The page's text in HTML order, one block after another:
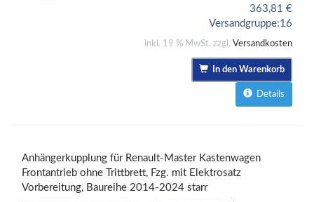
363,81 €
Versandgruppe:16
inkl. 19 % MwSt. zzgl. Versandkosten
In den Warenkorb
Details
Anhängerkupplung für Renault-Master Kastenwagen
Frontantrieb ohne Trittbrett, Fzg. mit Elektrosatz
Vorbereitung, Baureihe 2014-2024 starr